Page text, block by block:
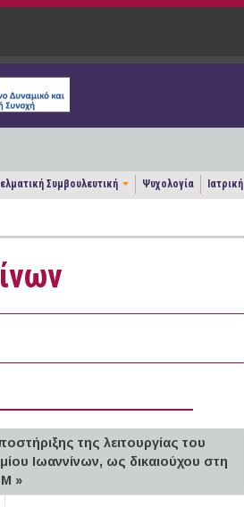
Συμβουλευτική Ψυχολογία Ιατρική
της λειτουργίας του
Ιωαννίνων, ως δικαιούχου στη
»